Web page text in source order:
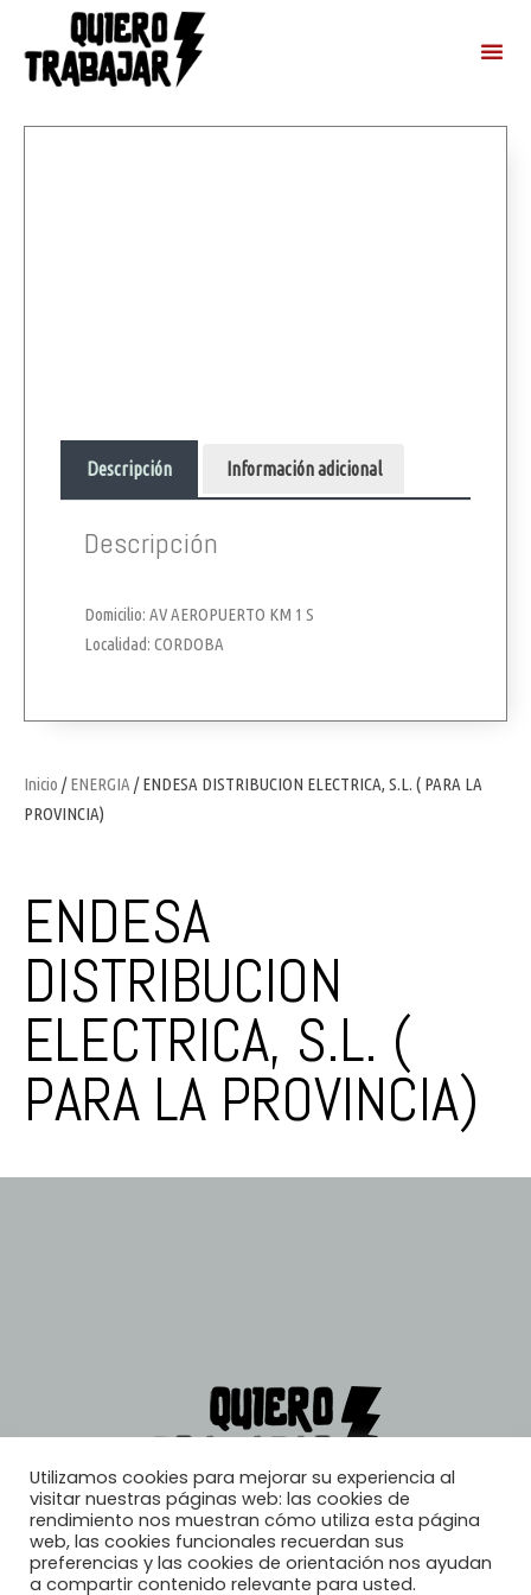
Inicio /ENERGIA / ENDESA DISTRIBUCION ELECTRICA, S.L. ( PARA LA
PROVINCIA)
ENDESA
DISTRIBUCION
ELECTRICA, S.L. (
PARA LA PROVINCIA)
Descripción Información adicional
Descripción
Domicilio: AV AEROPUERTO KM 1 S
Localidad: CORDOBA
Utilizamos cookies para mejorar su experiencia al
visitar nuestras páginas web: las cookies de
rendimiento nos muestran cómo utiliza esta página
web, las cookies funcionales recuerdan sus
preferencias y las cookies de orientación nos ayudan
a compartir contenido relevante para usted.